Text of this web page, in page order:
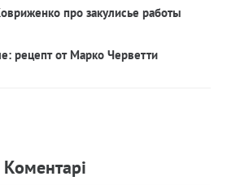
про закулисье работы
рецепт от Марко Черветти
Коментарi